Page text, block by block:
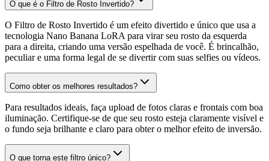
O que é o Filtro de Rosto Invertido?
O Filtro de Rosto Invertido é um efeito divertido e único que usa a
tecnologia Nano Banana LoRA para virar seu rosto da esquerda
para a direita, criando uma versão espelhada de você. É brincalhão,
peculiar e uma forma legal de se divertir com suas selfies ou vídeos.
Como obter os melhores resultados?
Para resultados ideais, faça upload de fotos claras e frontais com boa
iluminação. Certifique-se de que seu rosto esteja claramente visível e
o fundo seja brilhante e claro para obter o melhor efeito de inversão.
O que torna este filtro único?